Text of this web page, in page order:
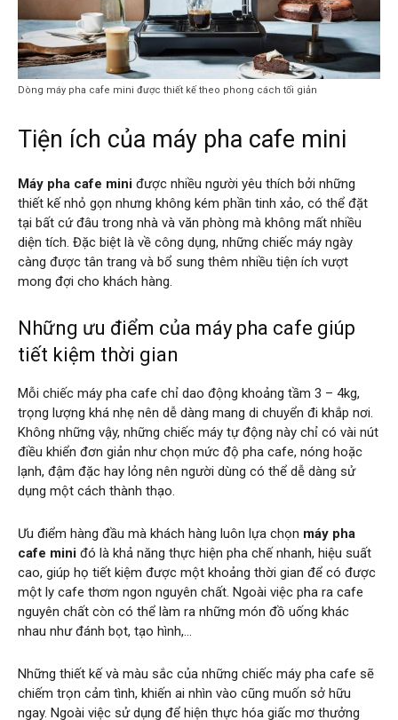
Dòng máy pha cafe mini được thiết kế theo phong cách tối giản
Tiện ích của máy pha cafe mini
Máy pha cafe mini được nhiều người yêu thích bởi những
thiết kế nhỏ gọn nhưng không kém phần tinh xảo, có thể đặt
tại bất cứ đâu trong nhà và văn phòng mà không mất nhiều
diện tích. Đặc biệt là về công dụng, những chiếc máy ngày
càng được tân trang và bổ sung thêm nhiều tiện ích vượt
mong đợi cho khách hàng.
Những ưu điểm của máy pha cafe giúp
tiết kiệm thời gian
Mỗi chiếc máy pha cafe chỉ dao động khoảng tầm 3 – 4kg,
trọng lượng khá nhẹ nên dễ dàng mang di chuyển đi khắp nơi.
Không những vậy, những chiếc máy tự động này chỉ có vài nút
điều khiển đơn giản như chọn mức độ pha cafe, nóng hoặc
lạnh, đậm đặc hay lỏng nên người dùng có thể dễ dàng sử
dụng một cách thành thạo.
Ưu điểm hàng đầu mà khách hàng luôn lựa chọn máy pha
cafe mini đó là khả năng thực hiện pha chế nhanh, hiệu suất
cao, giúp họ tiết kiệm được một khoảng thời gian để có được
một ly cafe thơm ngon nguyên chất. Ngoài việc pha ra cafe
nguyên chất còn có thể làm ra những món đồ uống khác
nhau như đánh bọt, tạo hình,…
Những thiết kế và màu sắc của những chiếc máy pha cafe sẽ
chiếm trọn cảm tình, khiến ai nhìn vào cũng muốn sở hữu
ngay. Ngoài việc sử dụng để hiện thực hóa giấc mơ thưởng